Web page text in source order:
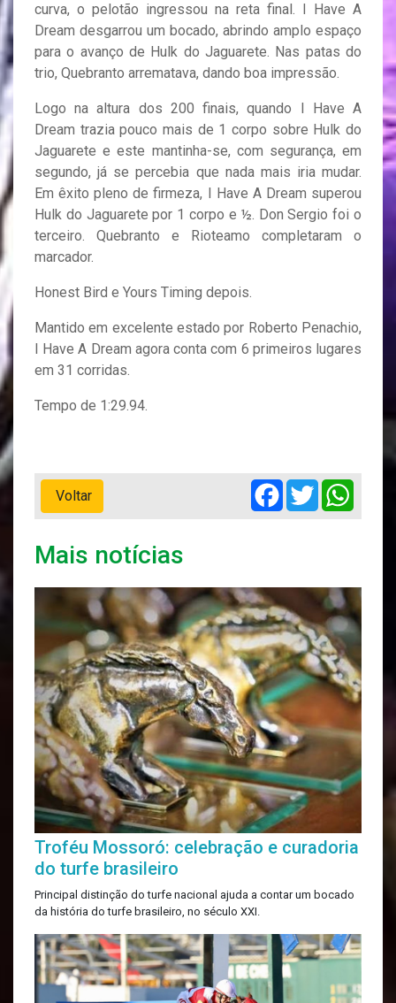
curva, o pelotão ingressou na reta final. I Have A
Dream desgarrou um bocado, abrindo amplo espaço
para o avanço de Hulk do Jaguarete. Nas patas do
trio, Quebranto arrematava, dando boa impressão.
Logo na altura dos 200 finais, quando I Have A
Dream trazia pouco mais de 1 corpo sobre Hulk do
Jaguarete e este mantinha-se, com segurança, em
segundo, já se percebia que nada mais iria mudar.
Em êxito pleno de firmeza, I Have A Dream superou
Hulk do Jaguarete por 1 corpo e ½. Don Sergio foi o
terceiro. Quebranto e Rioteamo completaram o
marcador.
Honest Bird e Yours Timing depois.
Mantido em excelente estado por Roberto Penachio,
I Have A Dream agora conta com 6 primeiros lugares
em 31 corridas.
Tempo de 1:29.94.
Voltar
Facebook
Twitter
Mais notícias
Troféu Mossoró: celebração e curadoria
do turfe brasileiro
Principal distinção do turfe nacional ajuda a contar um bocado
da história do turfe brasileiro, no século XXI.